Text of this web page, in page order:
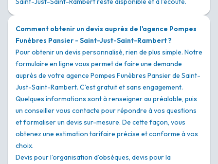
Comment obtenir un devis auprès de l'agence Pompes
Funèbres Pansier - Saint-Just-Saint-Rambert ?
Pour obtenir un devis personnalisé, rien de plus simple. Notre
formulaire en ligne vous permet de faire une demande
auprès de votre agence Pompes Funèbres Pansier de Saint-
Just-Saint-Rambert. C’est gratuit et sans engagement.
Quelques informations sont à renseigner au préalable, puis
un conseiller vous contacte pour répondre à vos questions
et formaliser un devis sur-mesure. De cette façon, vous
obtenez une estimation tarifaire précise et conforme à vos
choix.
Devis pour l’organisation d’obsèques, devis pour la